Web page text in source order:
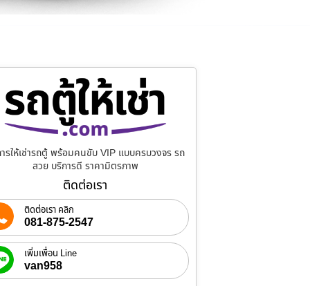
รให้เช่ารถตู้ พร้อมคนขับ VIP แบบครบวงจร รถ
สวย บริการดี ราคามิตรภาพ
ติดต่อเรา
ติดต่อเรา คลิก
081-875-2547
เพิ่มเพื่อน Line
van958